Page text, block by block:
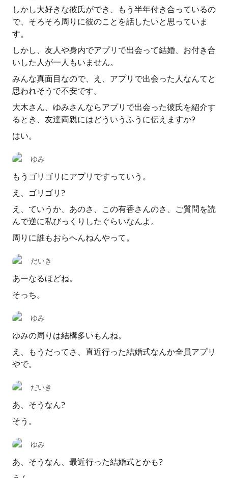
しかし大好きな彼氏ができ、もう半年付き合っているの
で、そろそろ周りに彼のことを話したいと思っていま
す。
しかし、友人や身内でアプリで出会って結婚、お付き合
いした人が一人もいません。
みんな真面目なので、え、アプリで出会った人なんてと
思われそうで不安です。
大木さん、ゆみさんならアプリで出会った彼氏を紹介す
るとき、友達両親にはどういうふうに伝えますか?
はい。
ゆみ
もうゴリゴリにアプリですっていう。
え、ゴリゴリ?
え、ていうか、あのさ、この有香さんのさ、ご質問を読
んで逆に私びっくりしたぐらいなんよ。
周りに誰もおらへんねんやって。
だいき
あーなるほどね。
そっち。
ゆみ
ゆみの周りは結構多いもんね。
え、もうだってさ、直近行った結婚式なんか全員アプリ
やで。
だいき
あ、そうなん?
そう。
ゆみ
あ、そうなん、最近行った結婚式とかも?